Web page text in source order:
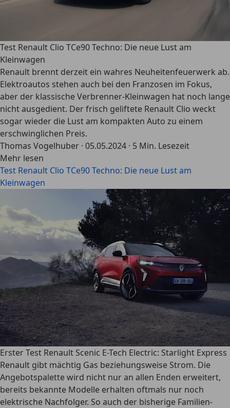
Test Renault Clio TCe90 Techno: Die neue Lust am
Kleinwagen
Renault brennt derzeit ein wahres Neuheitenfeuerwerk ab.
Elektroautos stehen auch bei den Franzosen im Fokus,
aber der klassische Verbrenner-Kleinwagen hat noch lange
nicht ausgedient. Der frisch geliftete Renault Clio weckt
sogar wieder die Lust am kompakten Auto zu einem
erschwinglichen Preis.
Thomas Vogelhuber · 05.05.2024 · 5 Min. Lesezeit
Mehr lesen
Test Renault Clio TCe90 Techno: Die neue Lust am
Kleinwagen
Erster Test Renault Scenic E-Tech Electric: Starlight Express
Renault gibt mächtig Gas beziehungsweise Strom. Die
Angebotspalette wird nicht nur an allen Enden erweitert,
bereits bekannte Modelle erhalten oftmals nur noch
elektrische Nachfolger. So auch der bisherige Familien-